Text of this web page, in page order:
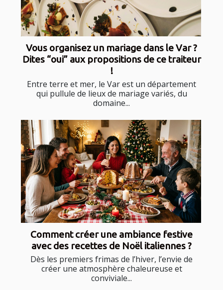
Vous organisez un mariage dans le Var ?
Dites “oui” aux propositions de ce traiteur
!
Entre terre et mer, le Var est un département
qui pullule de lieux de mariage variés, du
domaine...
Comment créer une ambiance festive
avec des recettes de Noël italiennes ?
Dès les premiers frimas de l’hiver, l’envie de
créer une atmosphère chaleureuse et
conviviale...